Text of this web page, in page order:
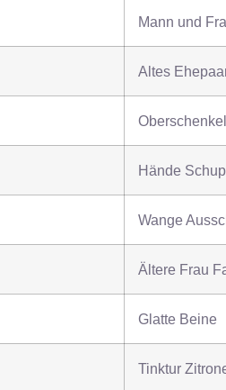
Mann und
Altes
Hände
Wange
Ältere Frau
Glatte Beine
Tinktur